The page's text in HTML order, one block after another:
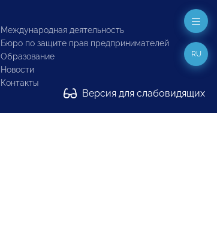
Международная деятельность
Бюро по защите прав предпринимателей
Образование
Новости
Контакты
Версия для слабовидящих
RU